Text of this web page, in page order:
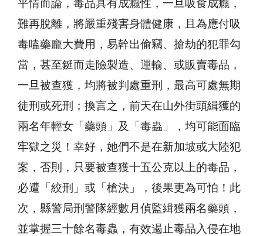
平情而論，毒品具有成癮性，一旦吸食成癮，
難再脫離，將嚴重殘害身體健康，且為應付吸
毒嗑藥龐大費用，易幹出偷竊、搶劫的犯罪勾
當，甚至鋌而走險製造、運輸、或販賣毒品，
一旦被查獲，均將被判處重刑，最高可處無期
徒刑或死刑；換言之，前天在山外街頭緝獲的
兩名年輕女「藥頭」及「毒蟲」，均可能面臨
牢獄之災！幸好，她們不是在新加坡或大陸犯
案，否則，只要被查獲十五公克以上的毒品，
必遭「絞刑」或「槍決」，後果更為可怕！此
次，縣警局刑警隊經數月偵監緝獲兩名藥頭，
並掌握三十餘名毒蟲，有效遏止毒品入侵在地